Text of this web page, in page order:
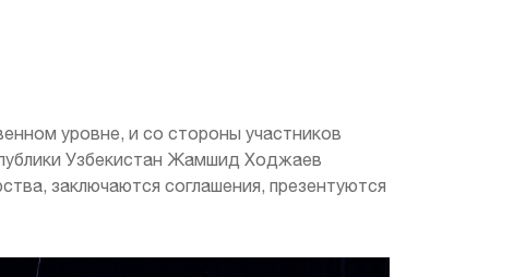
уровне, и со стороны участников
Узбекистан Жамшид Ходжаев
заключаются соглашения, презентуются